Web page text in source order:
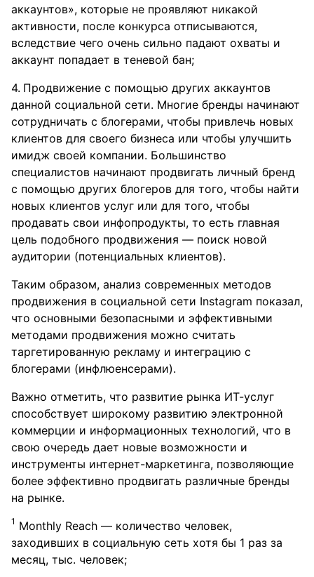
аккаунтов», которые не проявляют никакой
активности, после конкурса отписываются,
вследствие чего очень сильно падают охваты и
аккаунт попадает в теневой бан;
Продвижение с помощью других аккаунтов
данной социальной сети. Многие бренды начинают
сотрудничать с блогерами, чтобы привлечь новых
клиентов для своего бизнеса или чтобы улучшить
имидж своей компании. Большинство
специалистов начинают продвигать личный бренд
с помощью других блогеров для того, чтобы найти
новых клиентов услуг или для того, чтобы
продавать свои инфопродукты, то есть главная
цель подобного продвижения — поиск новой
аудитории (потенциальных клиентов).
Таким образом, анализ современных методов
продвижения в социальной сети Instagram показал,
что основными безопасными и эффективными
методами продвижения можно считать
таргетированную рекламу и интеграцию с
блогерами (инфлюенсерами).
Важно отметить, что развитие рынка ИТ-услуг
способствует широкому развитию электронной
коммерции и информационных технологий, что в
свою очередь дает новые возможности и
инструменты интернет-маркетинга, позволяющие
более эффективно продвигать различные бренды
на рынке.
1 Monthly Reach — количество человек,
заходивших в социальную сеть хотя бы 1 раз за
месяц, тыс. человек;